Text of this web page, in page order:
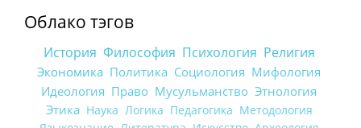
Облако тэгов
История Философия Психология Религия
Экономика Политика Социология Мифология
Идеология Право Мусульманство Этнология
Этика Наука Логика Педагогика Методология